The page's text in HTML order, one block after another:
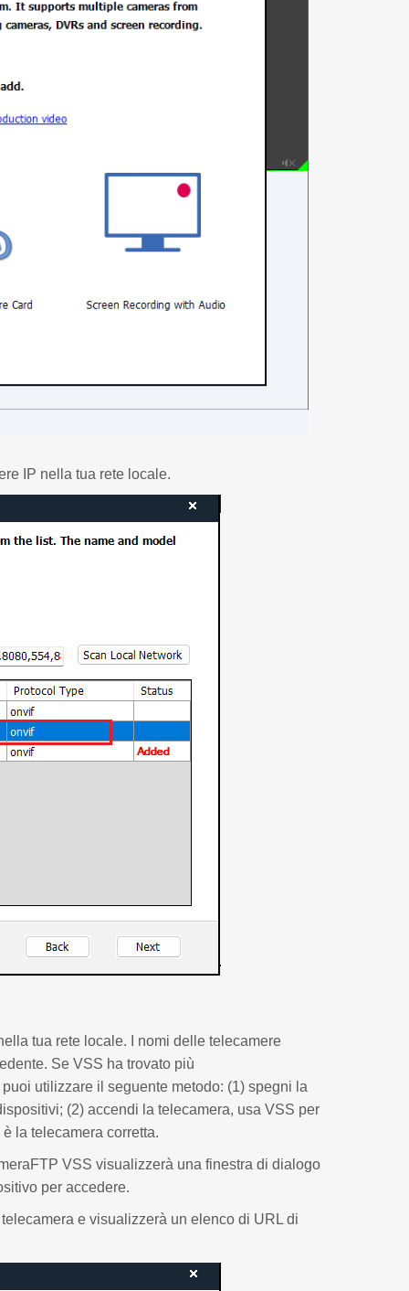
IP nella tua rete locale.
tua rete locale. I nomi delle telecamere
Se VSS ha trovato più
utilizzare il seguente metodo: (1) spegni la
(2) accendi la telecamera, usa VSS per
la telecamera corretta.
VSS visualizzerà una finestra di dialogo
per accedere.
e visualizzerà un elenco di URL di